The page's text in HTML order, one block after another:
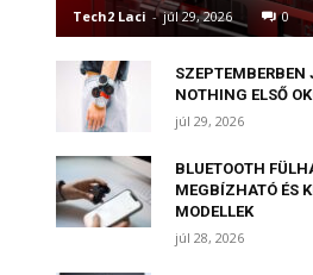
Tech2 Laci - júl 29, 2026 0
SZEPTEMBERBEN
NOTHING ELSŐ
júl 29, 2026
BLUETOOTH
MEGBÍZHATÓ ÉS
MODELLEK
júl 28, 2026